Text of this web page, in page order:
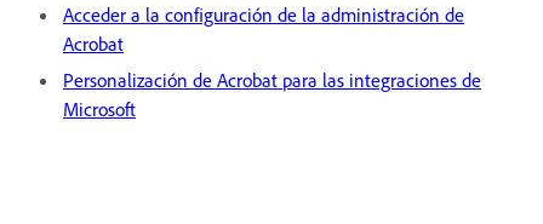
Acceder a la configuración de la administración de
Acrobat
Personalización de Acrobat para las integraciones de
Microsoft